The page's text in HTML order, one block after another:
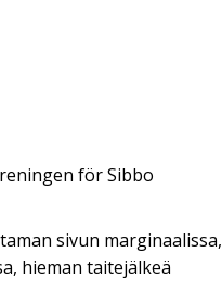
för Sibbo
sivun marginaalissa,
hieman taitejälkeä